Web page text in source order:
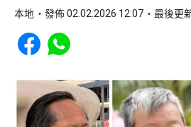
本地 發佈 02.02.2026 12:07 最後更
Share to Facebook
Share to WhatsApp